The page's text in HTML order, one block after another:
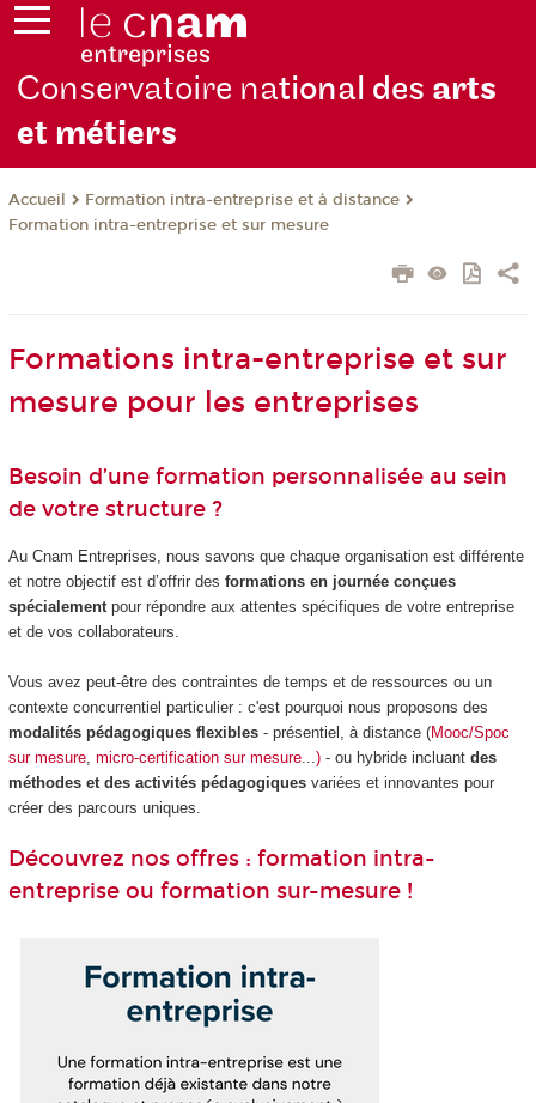
Conservatoire national des arts
et métiers
Accueil
Formation intra-entreprise et à distance
Formation intra-entreprise et sur mesure
Formations intra-entreprise et sur
mesure pour les entreprises
Besoin d’une formation personnalisée au sein
de votre structure ?
Au Cnam Entreprises, nous savons que chaque organisation est différente
et notre objectif est d’offrir des formations en journée conçues
spécialementpour répondre aux attentes spécifiques de votre entreprise
et de vos collaborateurs.
Vous avez peut-être des contraintes de temps et de ressources ou un
contexte concurrentiel particulier : c'est pourquoi nous proposons des
modalités pédagogiques flexibles - présentiel, à distance (Mooc/Spoc
sur mesure, micro-certification sur mesure... )- ou hybride incluantdes
méthodes et des activités pédagogiquesvariées et innovantes pour
créer des parcours uniques.
Découvrez nos offres : formation intra-
entreprise ou formation sur-mesure !